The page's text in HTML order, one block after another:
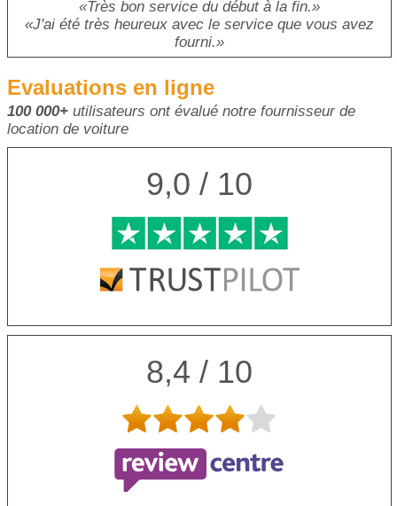
Très bon service du début à la fin.
J'ai été très heureux avec le service que vous avez
fourni.
Evaluations en ligne
100 000+ utilisateurs ont évalué notre fournisseur de
location de voiture
9,0 / 10
8,4 / 10